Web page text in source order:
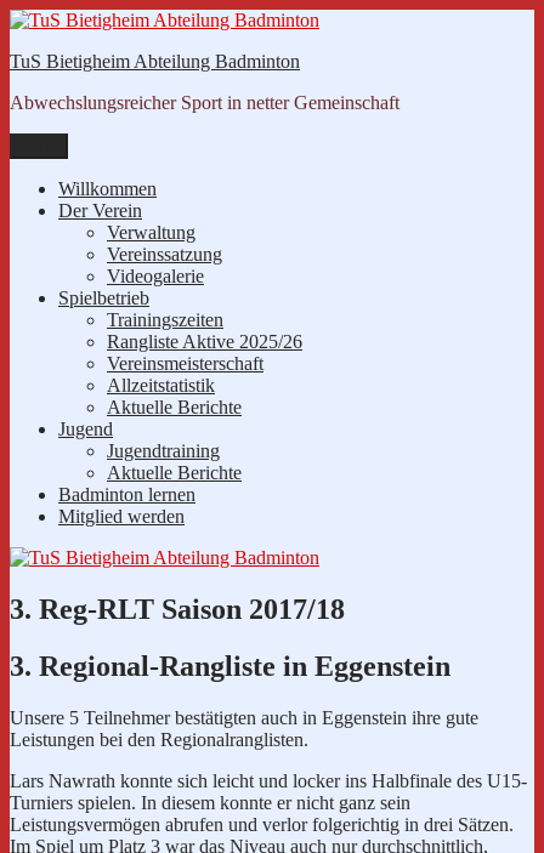
Zum
springen
TuS Bietigheim Abteilung Badminton
Abwechslungsreicher Sport in netter Gemeinschaft
Willkommen
Der Verein
Verwaltung
Vereinssatzung
Videogalerie
Spielbetrieb
Trainingszeiten
Rangliste Aktive 2025/26
Vereinsmeisterschaft
Allzeitstatistik
Aktuelle Berichte
Jugend
Jugendtraining
Aktuelle Berichte
Badminton lernen
Mitglied werden
3. Reg-RLT Saison 2017/18
3. Regional-Rangliste in Eggenstein
Unsere 5 Teilnehmer bestätigten auch in Eggenstein ihre gute
Leistungen bei den Regionalranglisten.
Lars Nawrath konnte sich leicht und locker ins Halbfinale des U15-
Turniers spielen. In diesem konnte er nicht ganz sein
Leistungsvermögen abrufen und verlor folgerichtig in drei Sätzen.
Im Spiel um Platz 3 war das Niveau auch nur durchschnittlich,